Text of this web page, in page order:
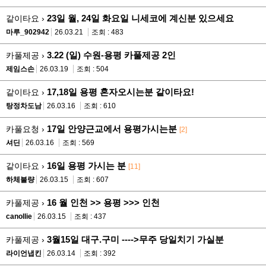
같이타요 › 23일 월, 24일 화요일 니세코에 계신분 있으세요
마루_902942 26.03.21 조회 : 483
카풀제공 › 3.22 (일) 수원-용평 카풀제공 2인
제임스손 26.03.19 조회 : 504
같이타요 › 17,18일 용평 혼자오시는분 같이타요!
탕정차도남 26.03.16 조회 : 610
카풀요청 › 17일 안양근교에서 용평가시는분 [2]
셔딘
26.03.16 조회 : 569
같이타요 › 16일 용평 가시는 분 [11]
하체불량
26.03.15 조회 : 607
카풀제공 › 16 월 인천 >> 용평 >>> 인천
canollie 26.03.15 조회 : 437
카풀제공 › 3월15일 대구.구미 ---->무주 당일치기 가실분
라이언냅킨 26.03.14 조회 : 392